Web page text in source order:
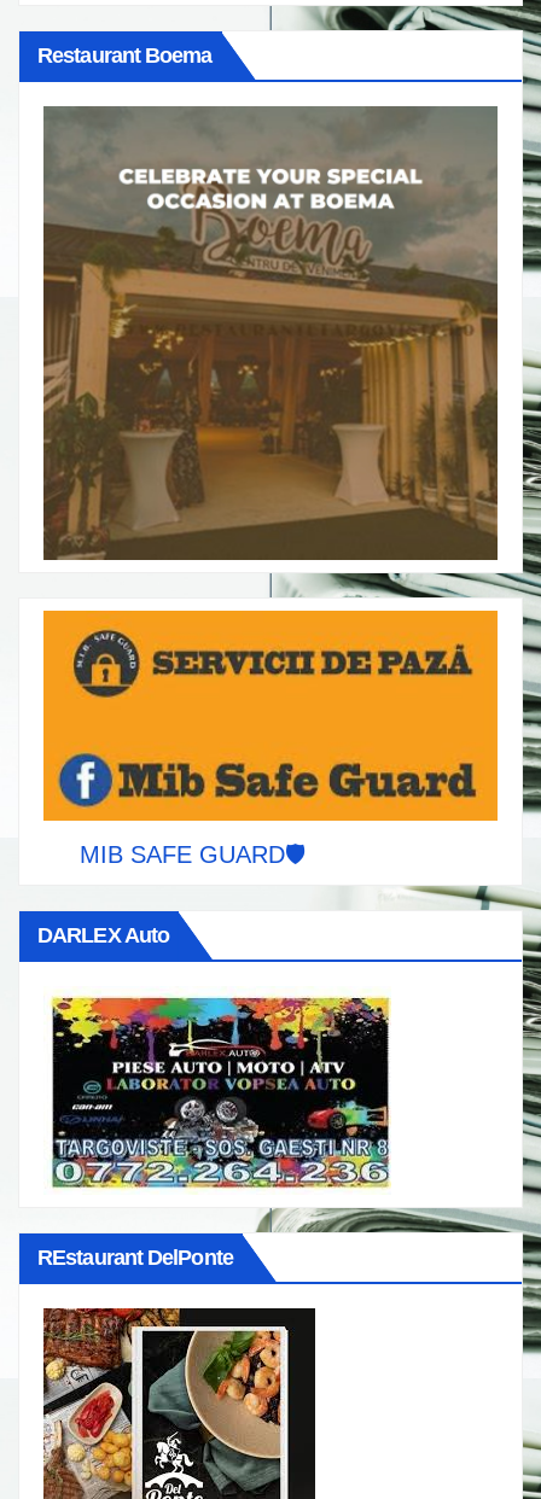
Restaurant Boema
MIB SAFE GUARD🛡️
DARLEX Auto
REstaurant DelPonte